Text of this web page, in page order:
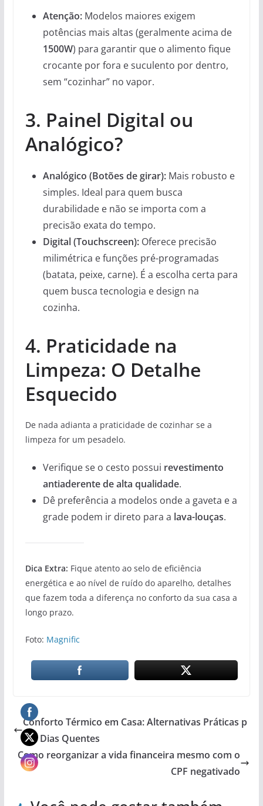
Atenção:Modelos maiores exigem
potências mais altas (geralmente acima de
1500W) para garantir que o alimento fique
crocante por fora e suculento por dentro,
sem “cozinhar” no vapor.
3. Painel Digital ou
Analógico?
Analógico (Botões de girar):Mais robusto e
simples. Ideal para quem busca
durabilidade e não se importa com a
precisão exata do tempo.
Digital (Touchscreen):Oferece precisão
milimétrica e funções pré-programadas
(batata, peixe, carne). É a escolha certa para
quem busca tecnologia e design na
cozinha.
4. Praticidade na
Limpeza: O Detalhe
Esquecido
De nada adianta a praticidade de cozinhar se a
limpeza for um pesadelo.
Verifique se o cesto possui revestimento
antiaderente de alta qualidade.
Dê preferência a modelos onde a gaveta e a
grade podem ir direto para a lava-louças.
Dica Extra: Fique atento ao selo de eficiência
energética e ao nível de ruído do aparelho, detalhes
que fazem toda a diferença no conforto da sua casa a
longo prazo.
Foto: Magnific
Conforto Térmico em Casa: Alternativas Práticas p
ara Dias Quentes
Como reorganizar a vida financeira mesmo com o
CPF negativado